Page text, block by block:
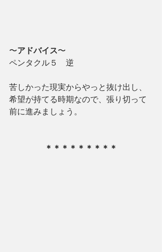
〜アドバイス〜
ペンタクル５　逆
苦しかった現実からやっと抜け出し、
希望が持てる時期なので、張り切って
前に進みましょう。
＊＊＊＊＊＊＊＊＊